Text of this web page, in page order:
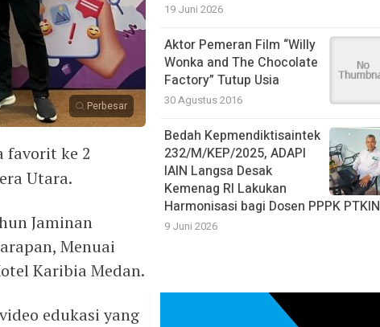
Perbesar
favorit ke 2
Utara.
Jaminan
Menuai
Karibia Medan.
edukasi yang
19 Juni 2026
Aktor Pemeran Film “Willy
Wonka and The Chocolate
Factory” Tutup Usia
30 Agustus 2016
Bedah Kepmendiktisaintek
232/M/KEP/2025, ADAPI
IAIN Langsa Desak
Kemenag RI Lakukan
Harmonisasi bagi Dosen PPPK PTKIN
9 Juni 2026